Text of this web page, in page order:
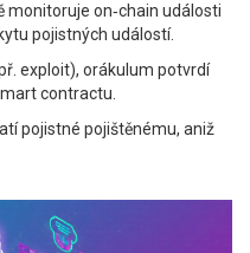
monitoruje on‑chain události
pojistných událostí.
exploit), orákulum potvrdí
contractu.
pojistné pojištěnému, aniž